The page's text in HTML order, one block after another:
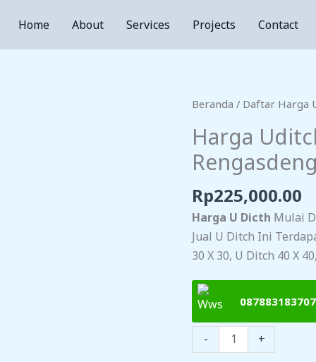
Home About Services Projects Contact
Beranda / Daftar Harga
Harga
Rp225,000.00
Harga U Dicth Mulai
Jual U Ditch Ini
30 X 30, U Ditch 40 X
087883183707
-
Kuantitas
Harga
+